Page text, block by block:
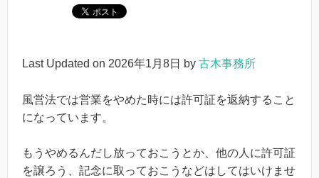
Last Updated on 2026年1月8日 by 古木事務所
風営法では営業をやめた時には許可証を返納すること
になっています。
もうやめるんだし放っておこうとか、他の人に許可証
を譲ろう、記念に取っておこうなどはしてはいけませ